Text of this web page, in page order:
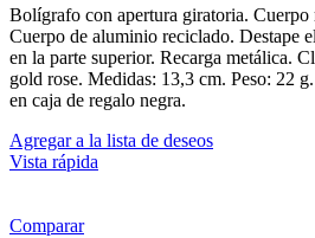
Bolígrafo con apertura giratoria. Cuerpo
Cuerpo de aluminio reciclado. Destape
en la parte superior. Recarga metálica.
gold rose. Medidas: 13,3 cm. Peso: 22
en caja de regalo negra.
Agregar a la lista de deseos
Vista rápida
Comparar